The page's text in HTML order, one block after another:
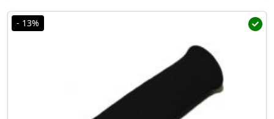
- 13%